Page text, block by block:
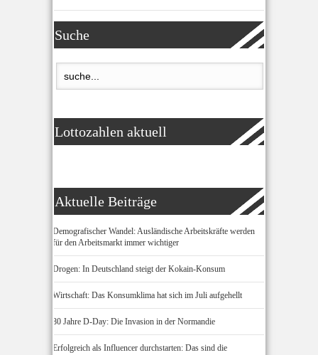
Suche
Lottozahlen aktuell
Aktuelle Beiträge
Demografischer Wandel: Ausländische Arbeitskräfte werden
für den Arbeitsmarkt immer wichtiger
Drogen: In Deutschland steigt der Kokain-Konsum
Wirtschaft: Das Konsumklima hat sich im Juli aufgehellt
80 Jahre D-Day: Die Invasion in der Normandie
Erfolgreich als Influencer durchstarten: Das sind die